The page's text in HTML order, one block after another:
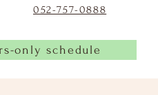
​052-757-0888
only schedule